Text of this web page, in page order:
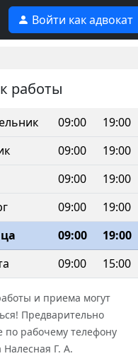
Войти как адвокат
работы
09:00
19:00
09:00
19:00
09:00
19:00
09:00
19:00
09:00
19:00
09:00 15:00
и приема могут
Предварительно
по рабочему телефону
Налесная Г. А.